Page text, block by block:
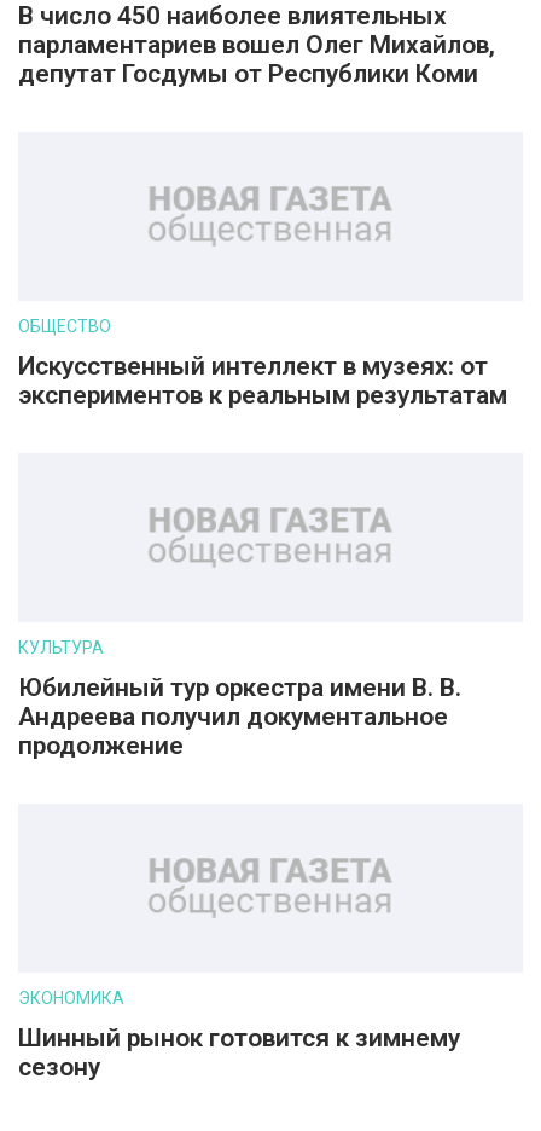
В число 450 наиболее влиятельных
парламентариев вошел Олег Михайлов,
депутат Госдумы от Республики Коми
ОБЩЕСТВО
Искусственный интеллект в музеях: от
экспериментов к реальным результатам
КУЛЬТУРА
Юбилейный тур оркестра имени В. В.
Андреева получил документальное
продолжение
ЭКОНОМИКА
Шинный рынок готовится к зимнему
сезону